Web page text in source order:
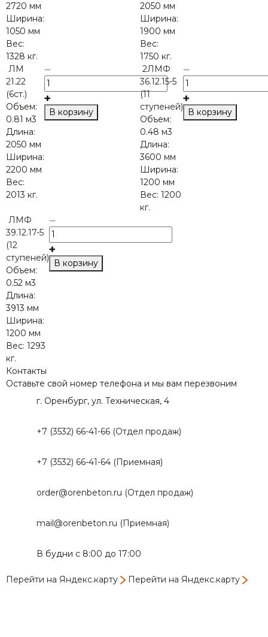
2720 мм
Ширина:
1050 мм
Вес:
1328 кг.
2050 мм
Ширина:
1900 мм
Вес:
1750 кг.
ЛМ
21.22
(6ст.)
Объем:
0.81 м3
Длина:
2050 мм
Ширина:
2200 мм
Вес:
2013 кг.
В корзину
2ЛМФ
36.12.15-5
(11
ступеней)
Объем:
0.48 м3
Длина:
3600 мм
Ширина:
1200 мм
Вес: 1200
кг.
В корзину
ЛМФ
39.12.17-5
(12
ступеней)
Объем:
0.52 м3
Длина:
3913 мм
Ширина:
1200 мм
Вес: 1293
кг.
В корзину
Контакты
Оставьте свой номер телефона и мы вам перезвоним
г. Оренбург, ул. Техническая, 4
+7 (3532) 66-41-66 (Отдел продаж)
+7 (3532) 66-41-64 (Приемная)
order@orenbeton.ru (Отдел продаж)
mail@orenbeton.ru (Приемная)
В будни с 8:00 до 17:00
Перейти на Яндекс.карту Перейти на Яндекс.карту